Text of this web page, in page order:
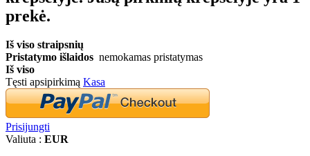
prekė.
Iš viso straipsnių
Pristatymo išlaidos nemokamas pristatymas
Iš viso
Tęsti apsipirkimą Kasa
Prisijungti
Valiuta : EUR